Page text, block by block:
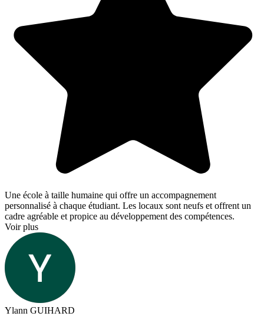
Une école à taille humaine qui offre un accompagnement
personnalisé à chaque étudiant. Les locaux sont neufs et offrent un
cadre agréable et propice au développement des compétences.
Voir plus
Ylann GUIHARD